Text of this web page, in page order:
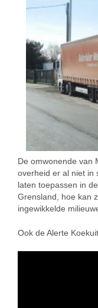
De omwonende van
overheid er al niet in
laten toepassen in
Grensland, hoe kan
ingewikkelde
Ook de Alerte